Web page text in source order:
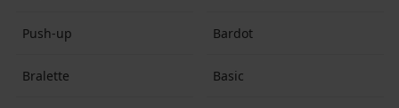
Push-up Bardot
Bralette Basic